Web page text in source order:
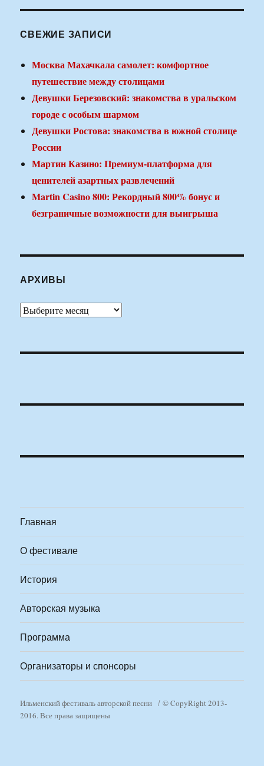
СВЕЖИЕ ЗАПИСИ
Москва Махачкала самолет: комфортное
путешествие между столицами
Девушки Березовский: знакомства в уральском
городе с особым шармом
Девушки Ростова: знакомства в южной столице
России
Мартин Казино: Премиум-платформа для
ценителей азартных развлечений
Martin Casino 800: Рекордный 800% бонус и
безграничные возможности для выигрыша
АРХИВЫ
Архивы
Главная
О фестивале
История
Авторская музыка
Программа
Организаторы и спонсоры
Ильменский фестиваль авторской песни
© CopyRight 2013-
2016. Все права защищены